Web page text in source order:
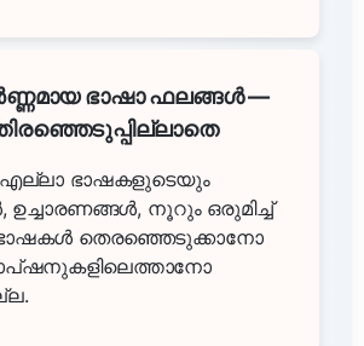
ഭാഷാ ഫലങ്ങൾ —
ഭാഷകളുടെയും
നൂറും ഒരുമിച്ച്
തെരഞ്ഞെടുക്കാനോ